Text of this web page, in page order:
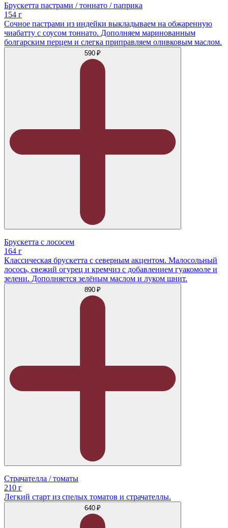
Брускетта пастрами / тоннато / паприка
154 г
Сочное пастрами из индейки выкладываем на обжаренную
чиабатту с соусом тоннато. Дополняем маринованным
болгарским перцем и слегка приправляем оливковым маслом.
590 ₽
Брускетта с лососем
164 г
Классическая брускетта с северным акцентом. Малосольный
лосось, свежий огурец и кремчиз с добавлением гуакомоле и
зелени. Дополняется зелёным маслом и луком шнит.
890 ₽
Страчателла / томаты
210 г
Легкий старт из спелых томатов и страчателлы.
640 ₽